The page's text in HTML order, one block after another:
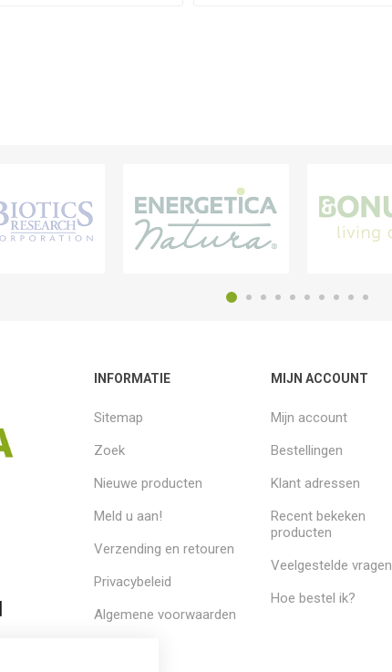
INFORMATIE
Sitemap
Zoek
Nieuwe producten
Meld u aan!
Verzending en retouren
Privacybeleid
Algemene voorwaarden
MIJN ACCOUNT
Mijn account
Bestellingen
Klant adressen
Recent bekeken
producten
Veelgestelde vragen
Hoe bestel ik?